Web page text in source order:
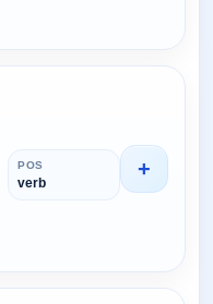
POS
verb
+